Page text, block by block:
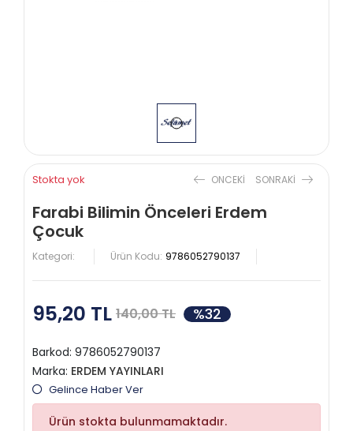
Stokta yok ONCEKI SONRAKI
Farabi Bilimin Önceleri Erdem
Çocuk
Kategori: Ürün Kodu: 9786052790137
95,20 TL 140,00 TL %32
Barkod: 9786052790137
Marka: ERDEM YAYINLARI
Gelince Haber Ver
Ürün stokta bulunmamaktadır.